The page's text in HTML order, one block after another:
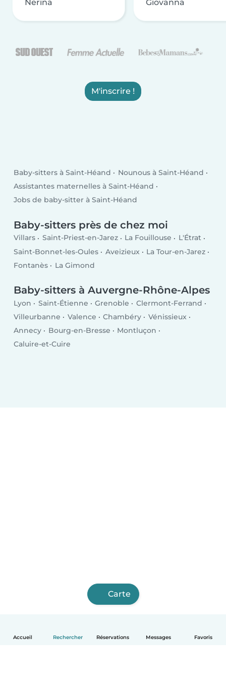
Accueil Rechercher Réservations Messages Favoris
Nerina Giovanna
M'inscrire !
Baby-sitters à Saint-Héand
Nounous à Saint-Héand
Assistantes maternelles à Saint-Héand
Jobs de baby-sitter à Saint-Héand
Baby-sitters près de chez moi
Villars Saint-Priest-en-Jarez La Fouillouse
L'Étrat
Saint-Bonnet-les-Oules
Aveizieux
La Tour-en-Jarez
Fontanès
La Gimond
Baby-sitters à Auvergne-Rhône-Alpes
Lyon Saint-Étienne Grenoble
Clermont-Ferrand
Villeurbanne
Valence Chambéry
Vénissieux
Annecy
Bourg-en-Bresse
Montluçon
Caluire-et-Cuire
Carte